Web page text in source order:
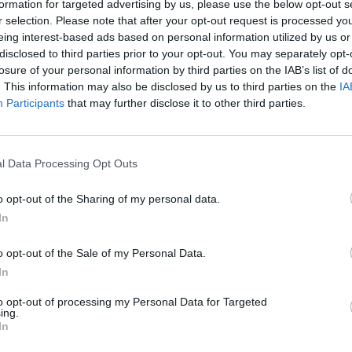
for targeted advertising by us, please use the below opt-out
selection. Please note that after your opt-out request is processed
interest-based ads based on personal information utilized by us
to third parties prior to your opt-out. You may separately
of your personal information by third parties on the IAB’s list of
This information may also be disclosed by us to third parties on the
Participants that may further disclose it to other third parties.
Data Processing Opt Outs
opt-out of the Sharing of my personal data.
opt-out of the Sale of my Personal Data.
opt-out of processing my Personal Data for Targeted
ATUALIDADE 4 anos atrás
Pet Sitting: Campanha da FIXANDO
luta contra o abandono animal
Meses de verão críticos para animais de estimação,
com Lisboa, Porto e Setúbal a serem os distritos